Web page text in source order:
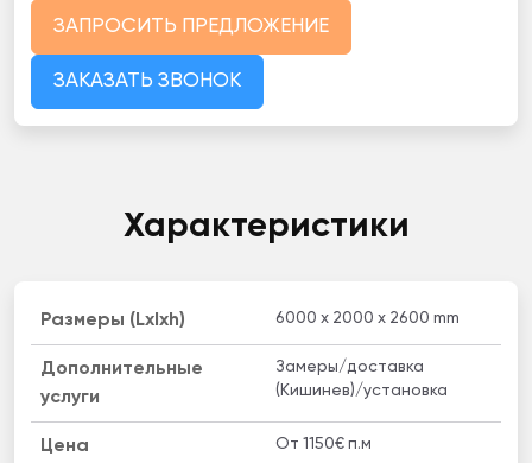
ЗАПРОСИТЬ ПРЕДЛОЖЕНИЕ
ЗАКАЗАТЬ ЗВОНОК
Характеристики
Размеры (Lxlxh) 6000 x 2000 x 2600 mm
Дополнительные
услуги
Замеры/доставка
(Кишинев)/установка
Цена От 1150€ п.м